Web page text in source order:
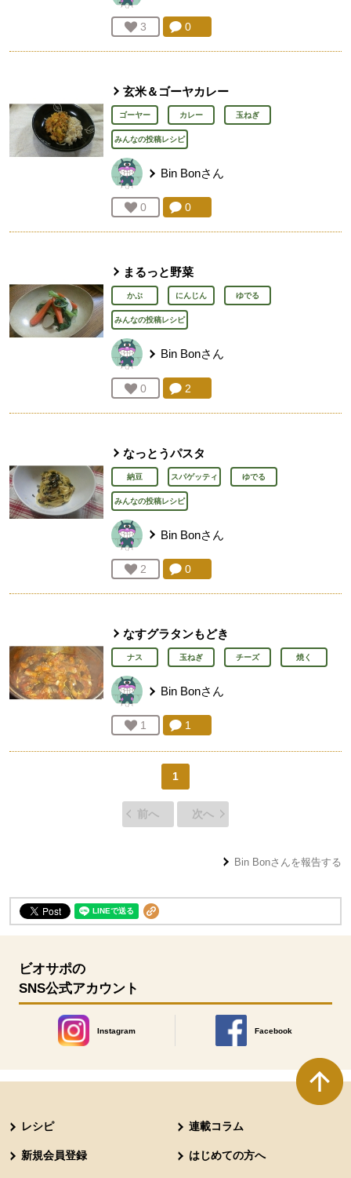
お気に入り登録：
3 人が登録コメント：
0
玄米＆ゴーヤカレー
ゴーヤー カレー 玉ねぎ
みんなの投稿レシピ
Bin Bonさん
お気に入り登録：
0 人が登録コメント：
0
まるっと野菜
かぶ にんじん ゆでる
みんなの投稿レシピ
Bin Bonさん
お気に入り登録：
0 人が登録コメント：
2
なっとうパスタ
納豆 スパゲッティ ゆでる
みんなの投稿レシピ
Bin Bonさん
お気に入り登録：
2 人が登録コメント：
0
なすグラタンもどき
ナス 玉ねぎ チーズ 焼く
Bin Bonさん
お気に入り登録：
1 人が登録コメント：
1
1
前へ 次へ
Bin Bonさんを報告する
ビオサポの
SNS公式アカウント
Instagram
別のウィンドウで開きます。
Facebook
別のウィンドウで開きます
レシピ 連載コラム
新規会員登録 はじめての方へ